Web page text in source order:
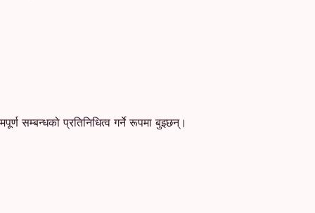
सम्बन्धको प्रतिनिधित्व गर्ने रूपमा बुझ्छन्।